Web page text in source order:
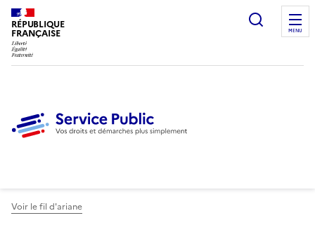
RÉPUBLIQUE
FRANÇAISE
Ouvrir
MENU
Voir le fil d'ariane